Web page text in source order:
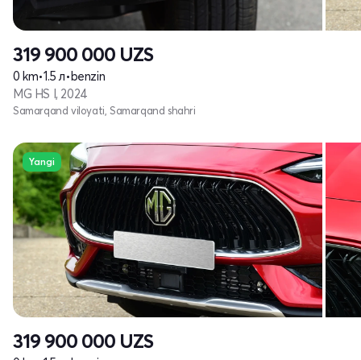
319 900 000 UZS
0 km•1.5 л• benzin
MG HS I, 2024
Samarqand viloyati, Samarqand shahri
Yangi
319 900 000 UZS